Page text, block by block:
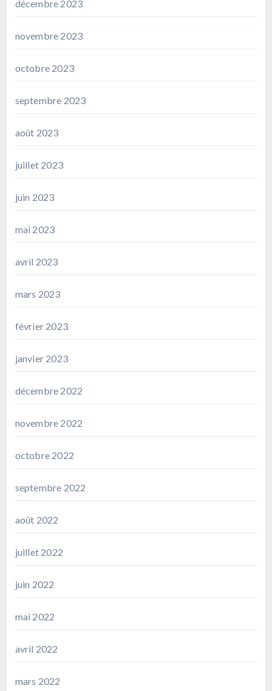
décembre 2023
novembre 2023
octobre 2023
septembre 2023
août 2023
juillet 2023
juin 2023
mai 2023
avril 2023
mars 2023
février 2023
janvier 2023
décembre 2022
novembre 2022
octobre 2022
septembre 2022
août 2022
juillet 2022
juin 2022
mai 2022
avril 2022
mars 2022